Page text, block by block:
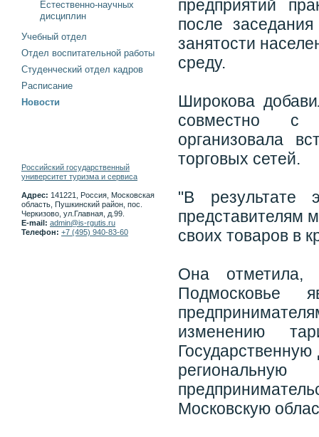
предприятий
после
занятости
среду.
Широкова
совместно с
организовала
торговых сетей.
"В результате
представителям
своих товаров в
Она
Подмосковье
изменению
Московскую
Естественно-научных
дисциплин
Учебный отдел
Отдел воспитательной работы
Студенческий отдел кадров
Расписание
Новости
Российский государственный
университет туризма и сервиса
Адрес: 141221, Россия, Московская
область, Пушкинский район, пос.
Черкизово, ул.Главная, д.99.
E-mail: admin@is-rgutis.ru
Телефон: +7 (495) 940-83-60